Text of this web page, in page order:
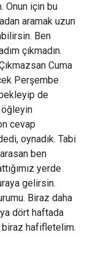
Onun için bu
aramak uzun
Ben
çıkmadın.
Cuma
Perşembe
de
öğleyin
cevap
oynadık. Tabi
ben
yerde
gelirsin.
Biraz daha
dört haftada
biraz hafifletelim.